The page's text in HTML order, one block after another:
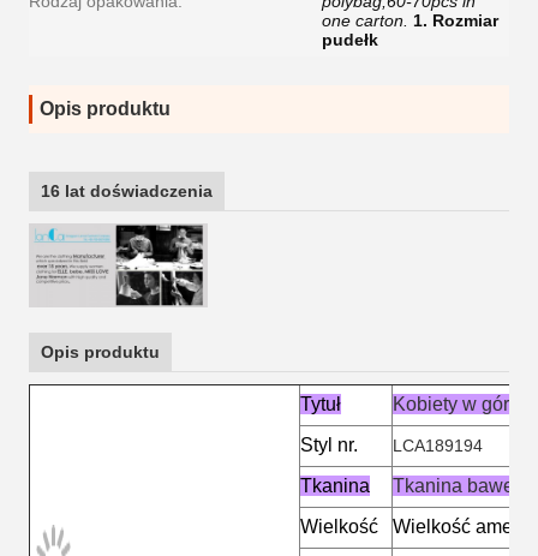
one carton.
1. Rozmiar
pudełk
Opis produktu
16 lat doświadczenia
Opis produktu
Tytuł
Kobiety w
Styl nr.
LCA189194
Tkanina
Tkanina
Wielkość
Wielkość